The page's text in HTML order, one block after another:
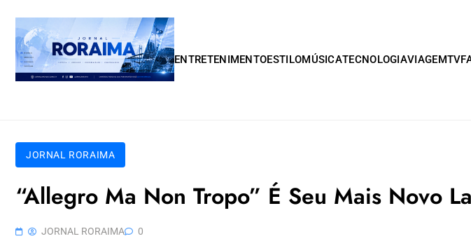
ENTRETENIMENTOESTILOMÚSICATECNOLOGIAVIAGEMTV
JORNAL RORAIMA
“Allegro Ma Non Tropo” É Seu Mais Novo
JORNAL RORAIMA 0